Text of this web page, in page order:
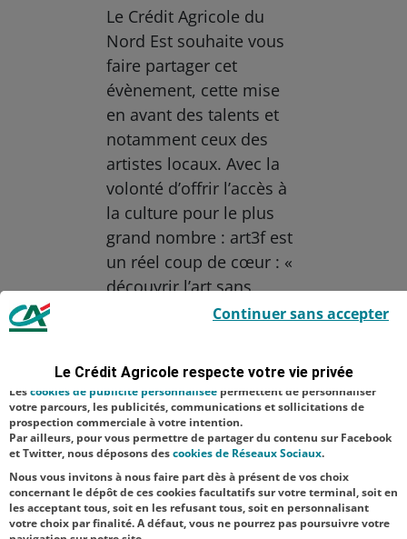
Le Crédit Agricole du
Nord Est souhaite vous
faire partager cet
évènement, cette mise
en avant des talents et
notamment ceux des
artistes locaux. Avec la
volonté d’offrir l’accès à
la culture pour le plus
grand nombre : art3f est
un réel coup de cœur : «
découvrir l’art sans
préjugé et de manière
Aucune catégorie
Culture
NOS
ACTUALITÉS
TOUTES NOS ACTUALITÉS
Le Crédit Agricole respecte votre vie privée
indispensables car utilisés à des fins de bon fonctionnement et de
sécurité ; d’autres sont facultatifs. Les
satisfaction facultatifs.
Lescookies de publicité personnalisée permettent de personnaliser
votre parcours, les publicités, communications et sollicitations de
prospection commerciale à votre intention.
Par ailleurs, pour vous permettre de partager du contenu sur Facebook
et Twitter, nous déposons descookies de Réseaux Sociaux.
Nous vous invitons à nous faire part dès à présent de vos choix
concernant le dépôt de ces cookies facultatifs sur votre terminal, soit en
les acceptant tous, soit en les refusant tous, soit en personnalisant
votre choix par finalité. A défaut, vous ne pourrez pas poursuivre votre
Continuer sans accepter